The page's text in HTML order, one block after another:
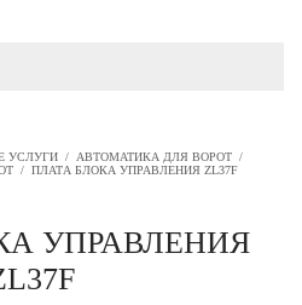
УСЛУГИ / АВТОМАТИКА ДЛЯ ВОРОТ /
/ ПЛАТА БЛОКА УПРАВЛЕНИЯ ZL37F
УПРАВЛЕНИЯ